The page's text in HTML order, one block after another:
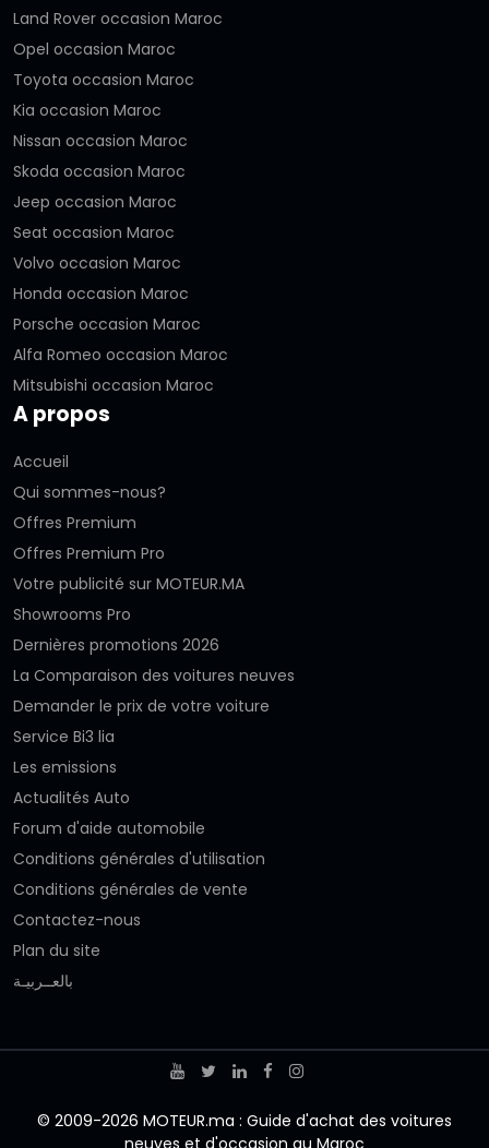
Land Rover occasion Maroc
Opel occasion Maroc
Toyota occasion Maroc
Kia occasion Maroc
Nissan occasion Maroc
Skoda occasion Maroc
Jeep occasion Maroc
Seat occasion Maroc
Volvo occasion Maroc
Honda occasion Maroc
Porsche occasion Maroc
Alfa Romeo occasion Maroc
Mitsubishi occasion Maroc
A propos
Accueil
Qui sommes-nous?
Offres Premium
Offres Premium Pro
Votre publicité sur MOTEUR.MA
Showrooms Pro
Dernières promotions 2026
La Comparaison des voitures neuves
Demander le prix de votre voiture
Service Bi3 lia
Les emissions
Actualités Auto
Forum d'aide automobile
Conditions générales d'utilisation
Conditions générales de vente
Contactez-nous
Plan du site
بالعــربيـة
© 2009-2026 MOTEUR.ma : Guide d'achat des voitures
neuves et d'occasion au Maroc